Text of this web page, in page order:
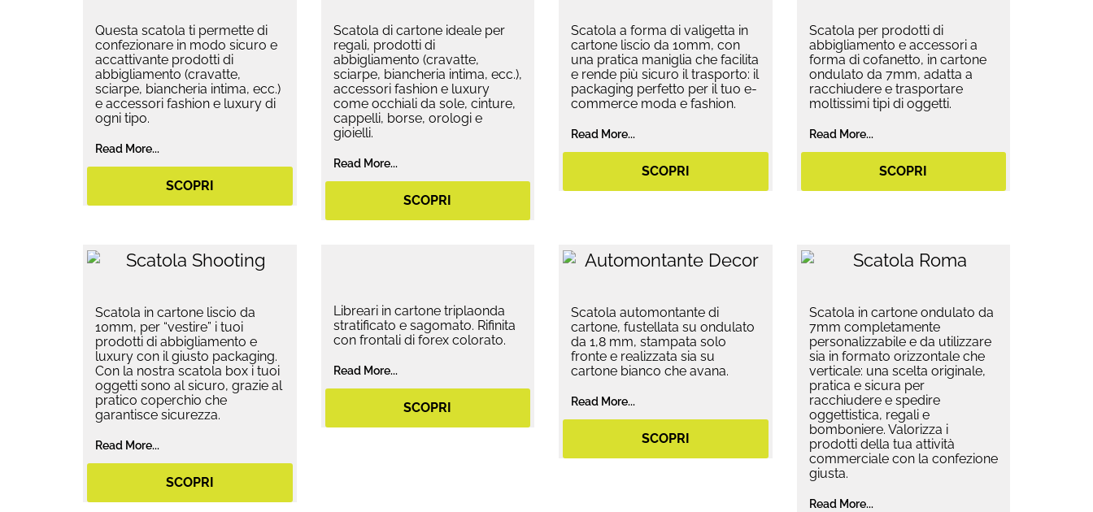
Questa scatola ti permette di
confezionare in modo sicuro e
accattivante prodotti di
abbigliamento (cravatte,
sciarpe, biancheria intima, ecc.)
e accessori fashion e luxury di
ogni tipo.
Read More...
SCOPRI
Scatola di cartone ideale per
regali, prodotti di
abbigliamento (cravatte,
sciarpe, biancheria intima, ecc.),
accessori fashion e luxury
come occhiali da sole, cinture,
cappelli, borse, orologi e
gioielli.
Read More...
SCOPRI
Scatola a forma di valigetta in
cartone liscio da 10mm, con
una pratica maniglia che facilita
e rende più sicuro il trasporto: il
packaging perfetto per il tuo e-
commerce moda e fashion.
Read More...
SCOPRI
Scatola per prodotti di
abbigliamento e accessori a
forma di cofanetto, in cartone
ondulato da 7mm, adatta a
racchiudere e trasportare
moltissimi tipi di oggetti.
Read More...
SCOPRI
Scatola in cartone liscio da
10mm, per “vestire” i tuoi
prodotti di abbigliamento e
luxury con il giusto packaging.
Con la nostra scatola box i tuoi
oggetti sono al sicuro, grazie al
pratico coperchio che
garantisce sicurezza.
Read More...
SCOPRI
Libreari in cartone triplaonda
stratificato e sagomato. Rifinita
con frontali di forex colorato.
Read More...
SCOPRI
Scatola automontante di
cartone, fustellata su ondulato
da 1,8 mm, stampata solo
fronte e realizzata sia su
cartone bianco che avana.
Read More...
SCOPRI
Scatola in cartone ondulato da
7mm completamente
personalizzabile e da utilizzare
sia in formato orizzontale che
verticale: una scelta originale,
pratica e sicura per
racchiudere e spedire
oggettistica, regali e
bomboniere. Valorizza i
prodotti della tua attività
commerciale con la confezione
giusta.
Read More...